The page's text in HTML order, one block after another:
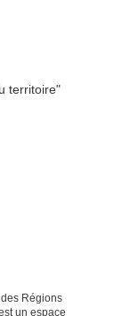
Régions
un espace